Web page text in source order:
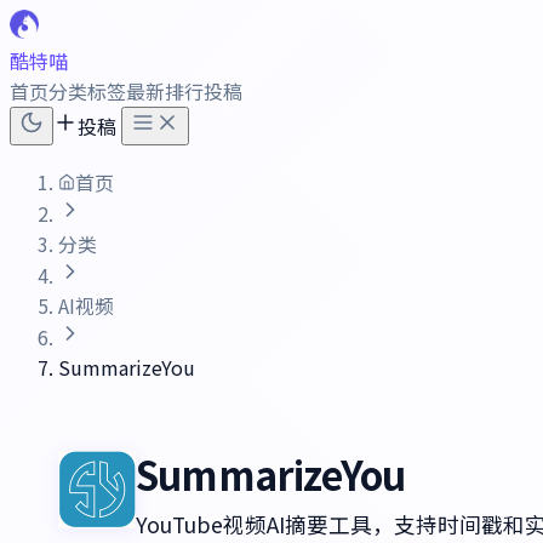
酷特喵
首页分类标签最新排行投稿
投稿
首页
分类
AI视频
SummarizeYou
SummarizeYou
YouTube视频AI摘要工具，支持时间戳和